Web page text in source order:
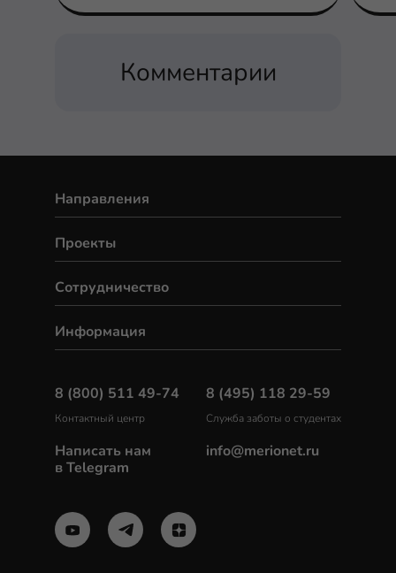
Комментарии
Направления
Сотрудничество
Проекты
Информация
8 (800) 511 49-74
Контактный центр
Написать нам
в Telegram
8 (495) 118 29-59
Служба заботы о студентах
info@merionet.ru